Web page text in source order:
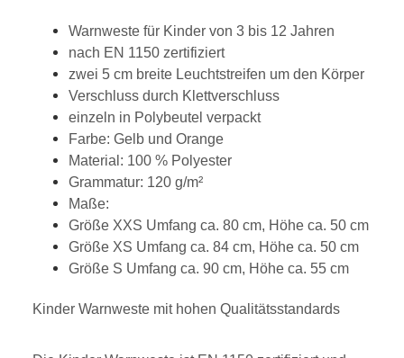
Warnweste für Kinder von 3 bis 12 Jahren
nach EN 1150 zertifiziert
zwei 5 cm breite Leuchtstreifen um den Körper
Verschluss durch Klettverschluss
einzeln in Polybeutel verpackt
Farbe: Gelb und Orange
Material: 100 % Polyester
Grammatur: 120 g/m²
Maße:
Größe XXS Umfang ca. 80 cm, Höhe ca. 50 cm
Größe XS Umfang ca. 84 cm, Höhe ca. 50 cm
Größe S Umfang ca. 90 cm, Höhe ca. 55 cm
Kinder Warnweste mit hohen Qualitätsstandards